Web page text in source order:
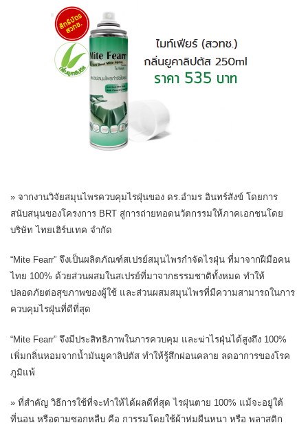
» จากงานวิจัยสมุนไพรควบคุมไรฝุ่นของ ดร.อำมร อินทร์สังข์ โดยการ
สนับสนุนของโครงการ BRT สู่การถ่ายทอดนวัตกรรมให้ภาคเอกชนโดย
บริษัท ไทยเฮิร์บเทค จำกัด
“Mite Fearr” จึงเป็นผลิตภัณฑ์สเปรย์สมุนไพรกำจัดไรฝุ่น ที่มาจากฝีมือคน
ไทย 100% ด้วยส่วนผสมในสเปรย์ที่มาจากธรรมชาติทั้งหมด ทำให้
ปลอดภัยต่อสุขภาพของผู้ใช้ และส่วนผสมสมุนไพรที่มีความสามารถในการ
ควบคุมไรฝุ่นที่ดีที่สุด
“Mite Fearr” จึงมีประสิทธิภาพในการควบคุม และฆ่าไรฝุ่นได้สูงถึง 100%
เพิ่มกลิ่นหอมจากน้ำมันยูคาลิปตัส ทำให้รู้สึกผ่อนคลาย ลดอาการของโรค
ภูมิแพ้
» ที่สำคัญ วิธีการใช้ที่จะทำให้ได้ผลดีที่สุด ไรฝุ่นตาย 100% แม้จะอยู่ใต้
ที่นอน หรือตามซอกหลืบ คือ การรมโดยใช้ผ้าห่มผืนหนา หรือ พลาสติก